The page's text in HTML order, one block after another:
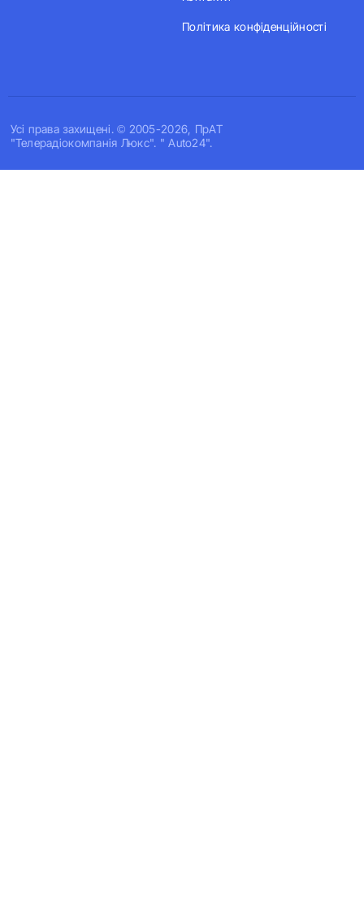
Усi права захищенi. © 2005-2026, ПрАТ
"Телерадіокомпанія Люкс". " Auto24".
Політика конфіденційності